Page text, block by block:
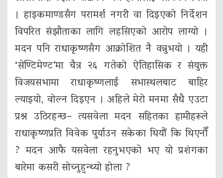
। हाइकमाण्डसँग परामर्श नगरी वा दिइएको निर्देशन
विपरित संझौताका लागि लहसिएको आरोप लाग्यो ।
मदन पनि राधाकृष्णसँग आक्रोशित नै वन्नुभयो । यही
‘सेण्टिमेण्ट’मा चैत्र २६ गतेको ऐतिहासिक र संयुक्त
विजयसभामा राधाकृष्णलाई सभास्थलबाट बाहिर
ल्याइयो, वोल्न दिइएन । अहिले मेरो मनमा सँधै एउटा
प्रश्न उठिरहन्छ– त्यसवेला मदन सहितका हामीहरूले
राधाकृष्णप्रति विवेक पुर्याउन सकेका थियौं कि थिएनौँ
? मदन आफै यसवेला रहनुभएको भए यो प्रशंगका
बारेमा कसरी सोच्नुहुन्थ्यो होला ?